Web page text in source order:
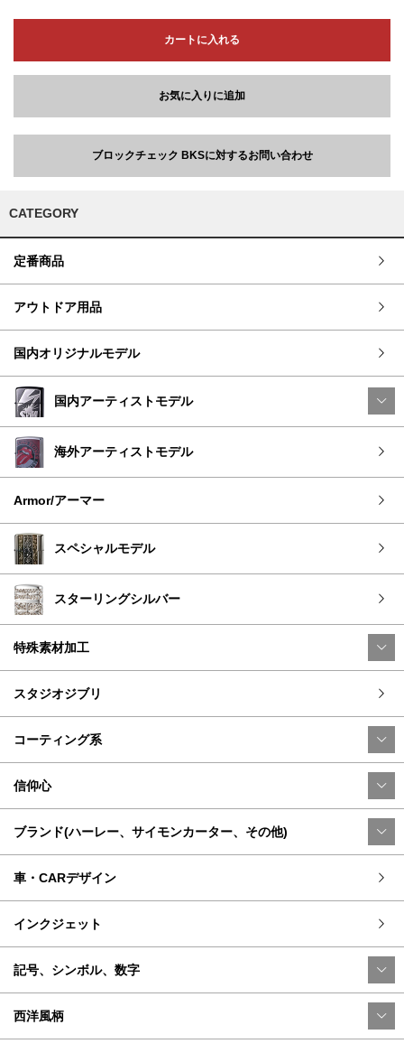
カートに入れる
お気に入りに追加
ブロックチェック BKSに対するお問い合わせ
CATEGORY
定番商品
アウトドア用品
国内オリジナルモデル
国内アーティストモデル
海外アーティストモデル
Armor/アーマー
スペシャルモデル
スターリングシルバー
特殊素材加工
スタジオジブリ
コーティング系
信仰心
ブランド(ハーレー、サイモンカーター、その他)
車・CARデザイン
インクジェット
記号、シンボル、数字
西洋風柄